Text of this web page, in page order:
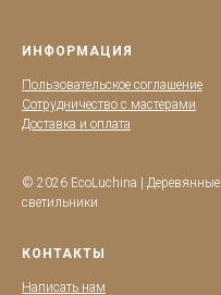
ИНФОРМАЦИЯ
Пользовательское соглашение
Сотрудничество с мастерами
Доставка и оплата
© 2026 EcoLuchina | Деревянные
светильники
КОНТАКТЫ
Написать нам